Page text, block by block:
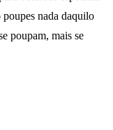
poupes nada daquilo
poupam, mais se